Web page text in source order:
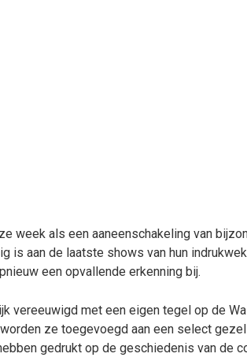
week als een aaneenschakeling van
is aan de laatste shows van hun
een opvallende erkenning bij.
vereeuwigd met een eigen tegel op de
ze toegevoegd aan een select
gedrukt op de geschiedenis van de